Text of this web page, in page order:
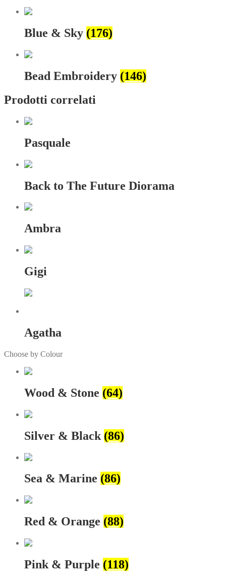
Blue & Sky (176)
Bead Embroidery (146)
Prodotti correlati
Pasquale
Back to The Future Diorama
Ambra
Gigi
Agatha
Choose by Colour
Wood & Stone (64)
Silver & Black (86)
Sea & Marine (86)
Red & Orange (88)
Pink & Purple (118)